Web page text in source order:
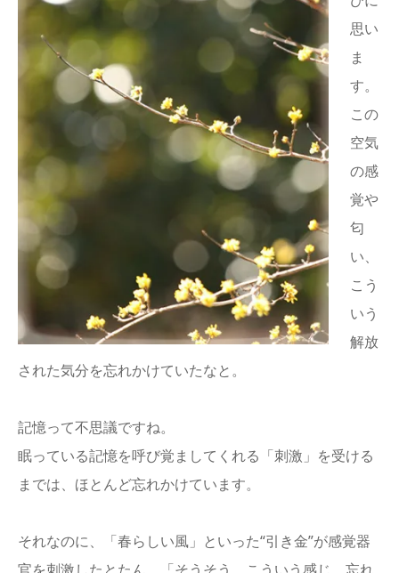
思い
ま
す。
この
空気
の感
覚や
匂
い、
こう
いう
解放
された気分を忘れかけていたなと。
記憶って不思議ですね。
眠っている記憶を呼び覚ましてくれる「刺激」を受ける
までは、ほとんど忘れかけています。
それなのに、「春らしい風」といった“引き金”が感覚器